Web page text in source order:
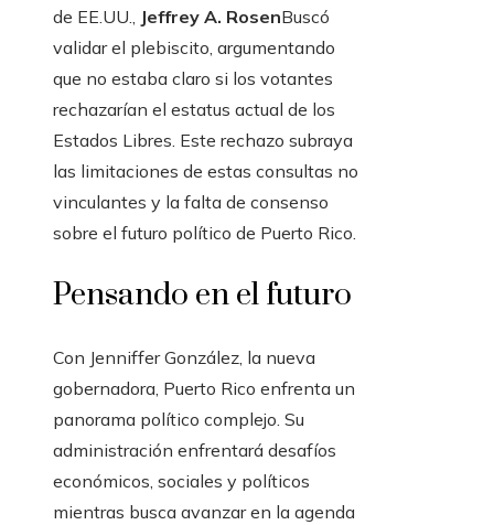
de EE.UU., Jeffrey A. RosenBuscó
validar el plebiscito, argumentando
que no estaba claro si los votantes
rechazarían el estatus actual de los
Estados Libres. Este rechazo subraya
las limitaciones de estas consultas no
vinculantes y la falta de consenso
sobre el futuro político de Puerto Rico.
Pensando en el futuro
Con Jenniffer González, la nueva
gobernadora, Puerto Rico enfrenta un
panorama político complejo. Su
administración enfrentará desafíos
económicos, sociales y políticos
mientras busca avanzar en la agenda